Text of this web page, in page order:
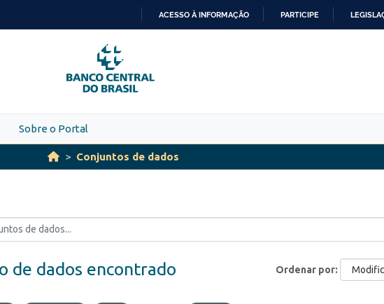
PARA
O
CONTEÚDO
ACESSO À INFORMAÇÃO PARTICIPE
Sobre o Portal
Conjuntos de dados
Ordenar por
de dados encontrado